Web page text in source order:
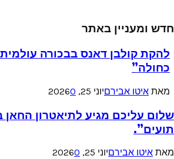
חדש ומעניין באתר
להקת קולבן דאנס בבכורה
כחולה”
מאת איטו אבירםיוני 25, 2026 0
שלום עליכם מגיע לתיאטרון החאן
תועים”.
מאת איטו אבירםיוני 25, 2026 0